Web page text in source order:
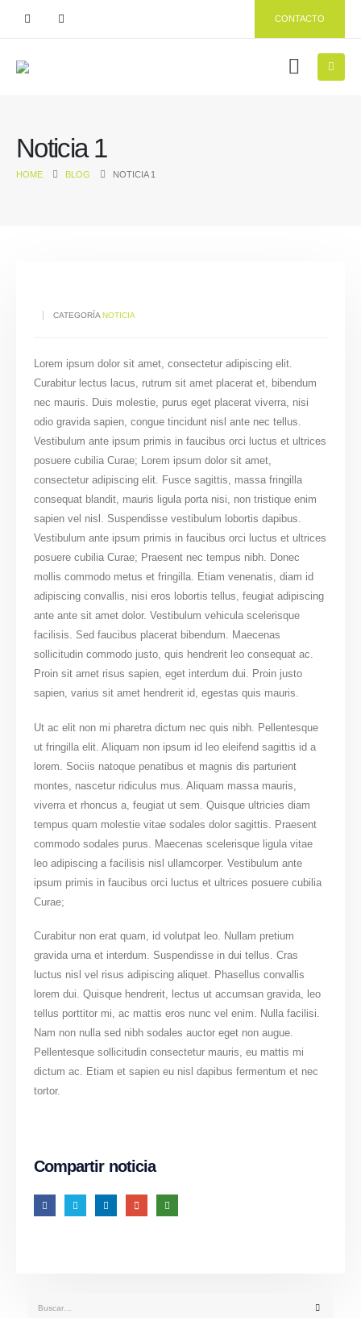
CONTACTO
Noticia 1
HOME BLOG NOTICIA 1
CATEGORÍA NOTICIA
Lorem ipsum dolor sit amet, consectetur adipiscing elit.
Curabitur lectus lacus, rutrum sit amet placerat et, bibendum
nec mauris. Duis molestie, purus eget placerat viverra, nisi
odio gravida sapien, congue tincidunt nisl ante nec tellus.
Vestibulum ante ipsum primis in faucibus orci luctus et ultrices
posuere cubilia Curae; Lorem ipsum dolor sit amet,
consectetur adipiscing elit. Fusce sagittis, massa fringilla
consequat blandit, mauris ligula porta nisi, non tristique enim
sapien vel nisl. Suspendisse vestibulum lobortis dapibus.
Vestibulum ante ipsum primis in faucibus orci luctus et ultrices
posuere cubilia Curae; Praesent nec tempus nibh. Donec
mollis commodo metus et fringilla. Etiam venenatis, diam id
adipiscing convallis, nisi eros lobortis tellus, feugiat adipiscing
ante ante sit amet dolor. Vestibulum vehicula scelerisque
facilisis. Sed faucibus placerat bibendum. Maecenas
sollicitudin commodo justo, quis hendrerit leo consequat ac.
Proin sit amet risus sapien, eget interdum dui. Proin justo
sapien, varius sit amet hendrerit id, egestas quis mauris.
Ut ac elit non mi pharetra dictum nec quis nibh. Pellentesque
ut fringilla elit. Aliquam non ipsum id leo eleifend sagittis id a
lorem. Sociis natoque penatibus et magnis dis parturient
montes, nascetur ridiculus mus. Aliquam massa mauris,
viverra et rhoncus a, feugiat ut sem. Quisque ultricies diam
tempus quam molestie vitae sodales dolor sagittis. Praesent
commodo sodales purus. Maecenas scelerisque ligula vitae
leo adipiscing a facilisis nisl ullamcorper. Vestibulum ante
ipsum primis in faucibus orci luctus et ultrices posuere cubilia
Curae;
Curabitur non erat quam, id volutpat leo. Nullam pretium
gravida urna et interdum. Suspendisse in dui tellus. Cras
luctus nisl vel risus adipiscing aliquet. Phasellus convallis
lorem dui. Quisque hendrerit, lectus ut accumsan gravida, leo
tellus porttitor mi, ac mattis eros nunc vel enim. Nulla facilisi.
Nam non nulla sed nibh sodales auctor eget non augue.
Pellentesque sollicitudin consectetur mauris, eu mattis mi
dictum ac. Etiam et sapien eu nisl dapibus fermentum et nec
tortor.
Compartir noticia